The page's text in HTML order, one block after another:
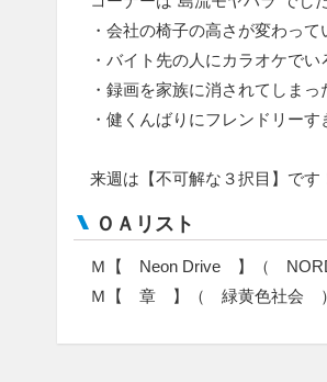
・会社の椅子の高さが変わって
・バイト先の人にカラオケで
・録画を家族に消されてしま
・健くんばりにフレンドリー
来週は【不可解な３択目】で
ＯＡリスト
Ｍ【 Neon Drive 】（
Ｍ【 章 】（ 緑黄色社会 ）